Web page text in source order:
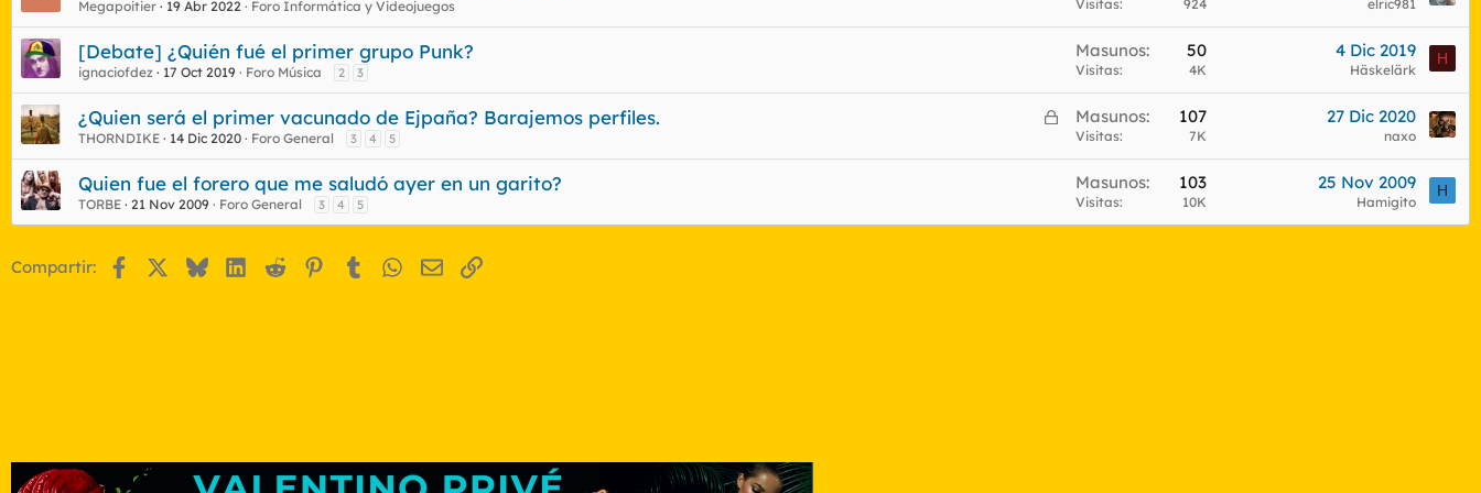
Megapoitier 19 Abr 2022 Foro Informática y Videojuegos Visitas 924 elric981
[Debate] ¿Quién fué el primer grupo Punk?
ignaciofdez 17 Oct 2019 Foro Música 2 3
Masunos 50
Visitas 4K
4 Dic 2019
Häskelärk
H
C
r
d
¿Quien será el primer vacunado de Ejpaña? Barajemos perfiles.
THORNDIKE 14 Dic 2020 Foro General 3 4 5
Masunos 107
Visitas 7K
27 Dic 2020
naxo
Quien fue el forero que me saludó ayer en un garito?
TORBE 21 Nov 2009 Foro General 3 4 5
Masunos 103
Visitas 10K
25 Nov 2009
Hamigito
H
Compartir: FacebookBlueskyLinkedIn
Reddit Pinterest
Tumblr WhatsApp
EmailEnlace